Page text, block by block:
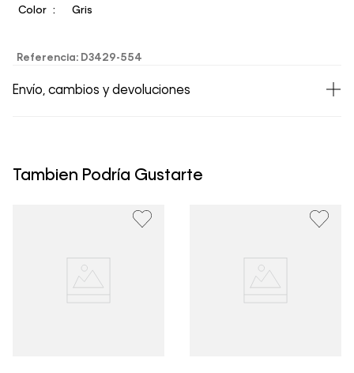
Color Gris
Referencia: D3429-554
Envío, cambios y devoluciones
un período de 30 días calendario tras la recepción.
clientes, no aceptamos devoluciones en ropa interior y
Tambien Podría Gustarte